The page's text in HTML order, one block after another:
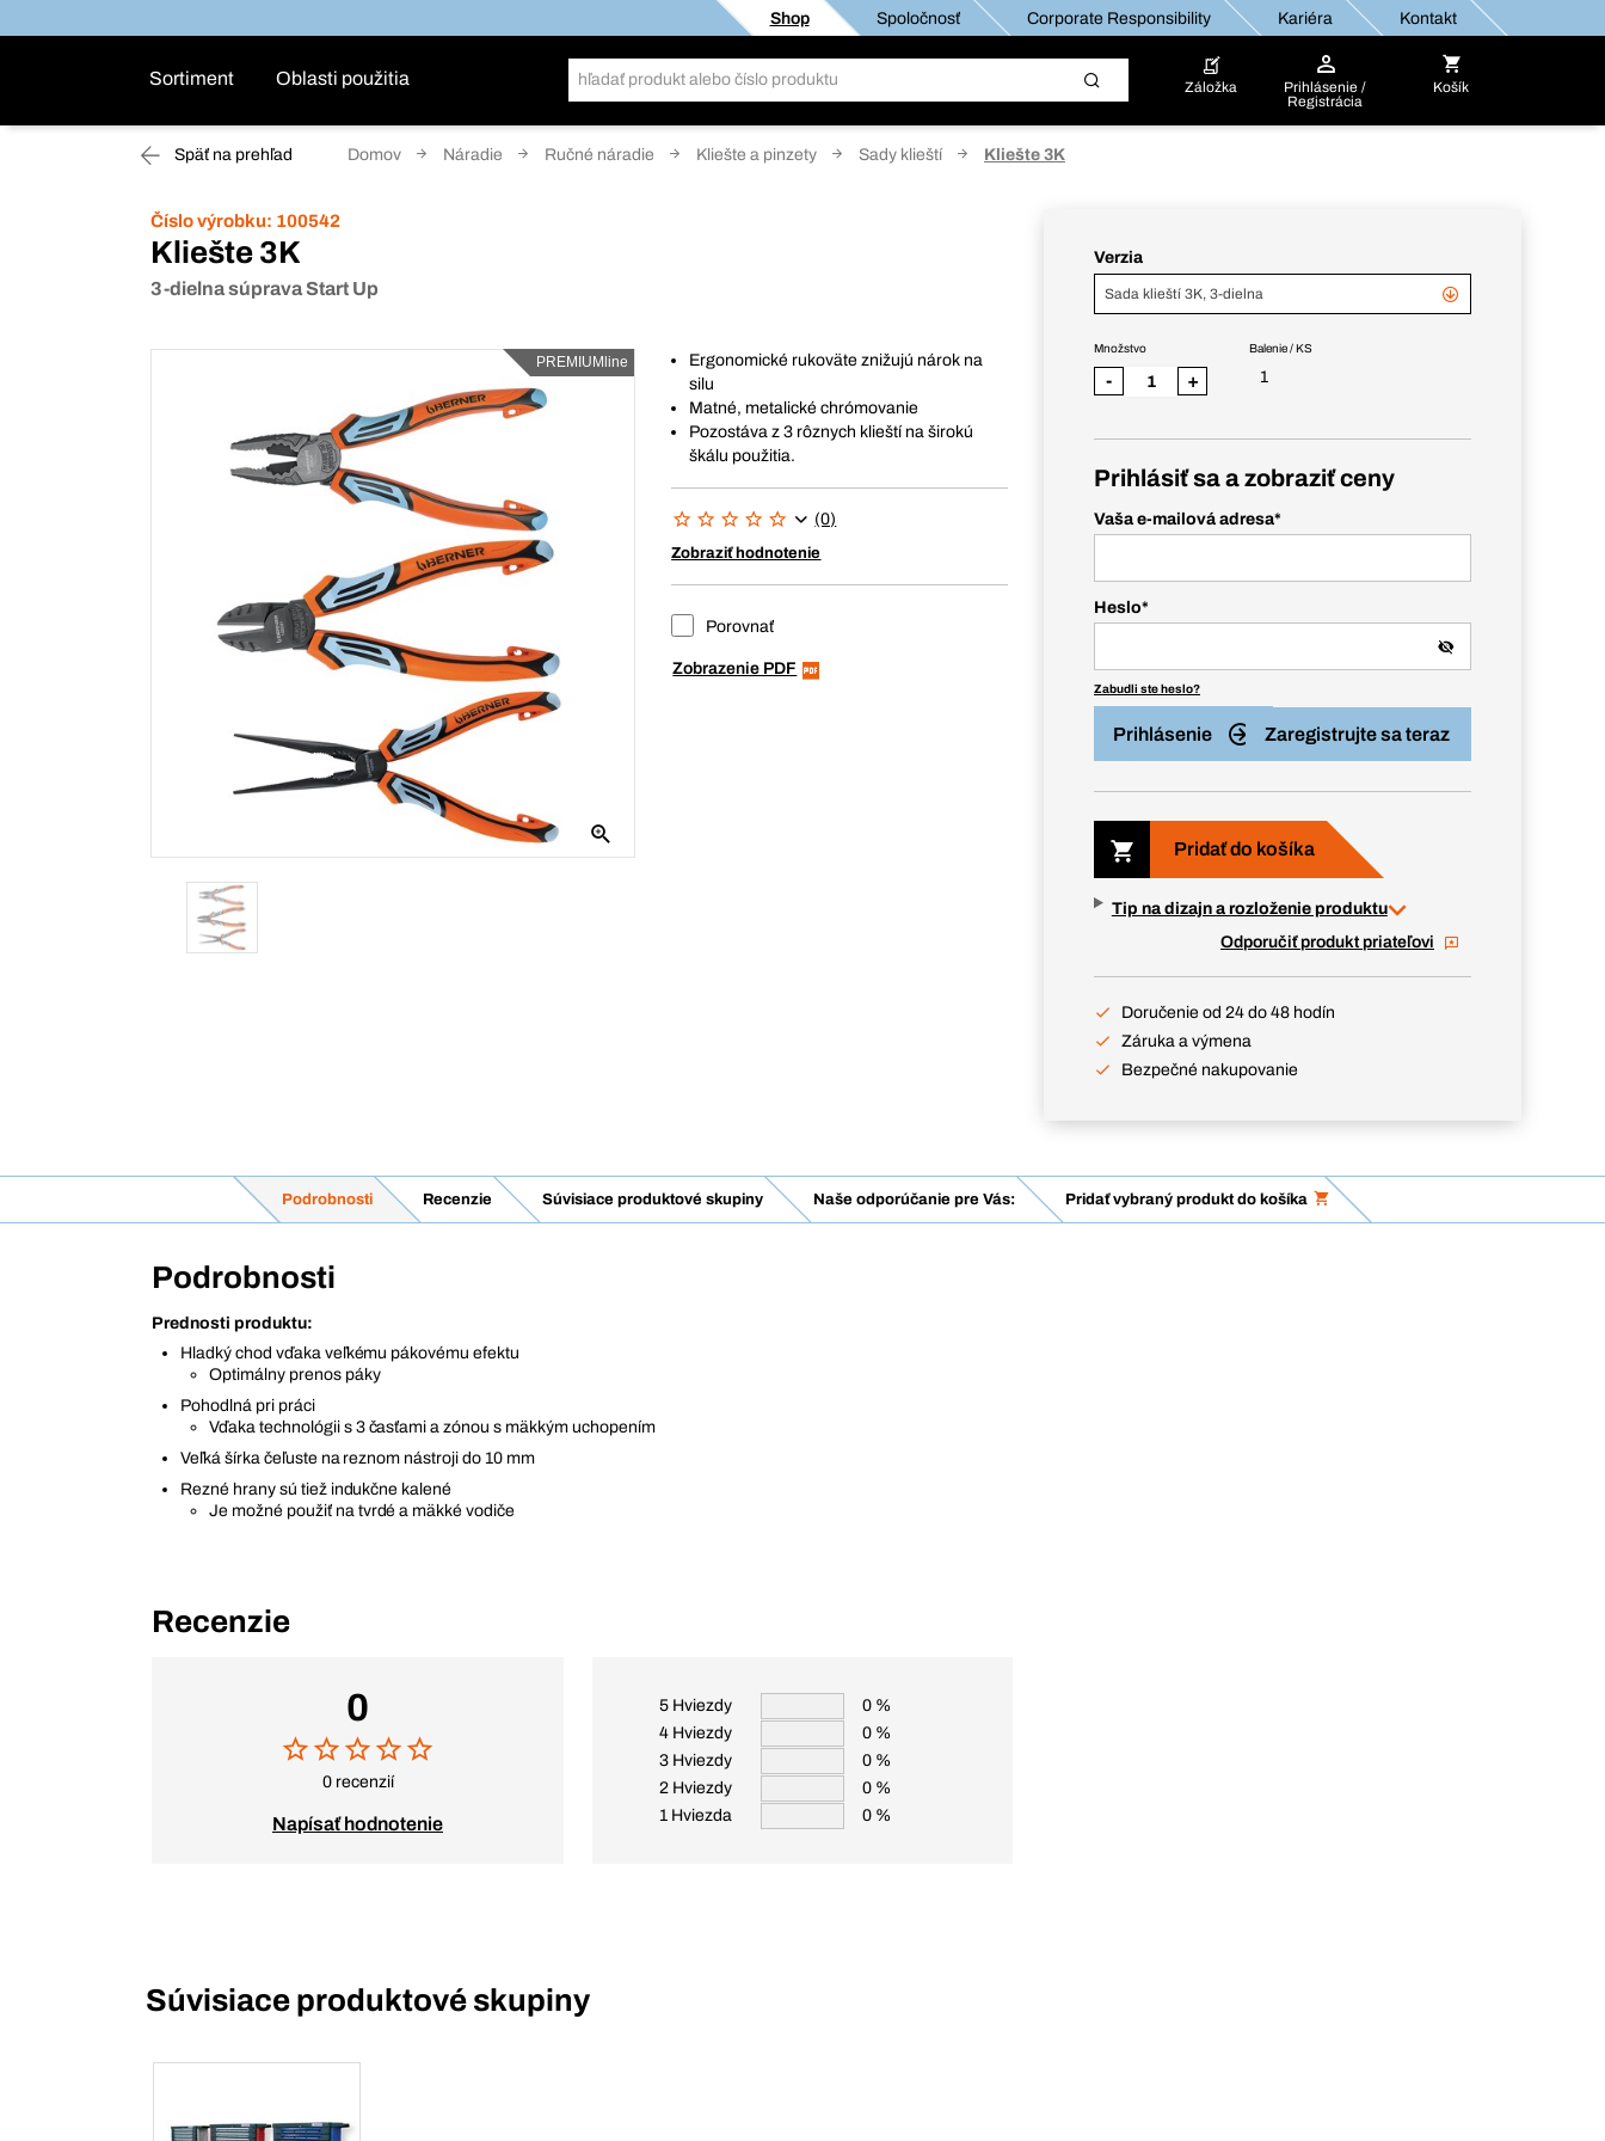
Shop Spoločnosť Corporate Responsibility Kariéra Kontakt
Sortiment Oblasti použitia Záložka
Prihlásenie /
Registrácia
Košík
Späť na prehľad Domov Náradie Ručné náradie Kliešte a pinzety Sady klieští Kliešte 3K
Číslo výrobku: 100542
Kliešte 3K
3-dielna súprava Start Up
PREMIUMline
Ergonomické rukoväte znižujú nárok na
silu
Matné, metalické chrómovanie
Pozostáva z 3 rôznych klieští na širokú
škálu použitia.
(0)
Zobraziť hodnotenie
Porovnať
Zobrazenie PDF
Verzia
Sada klieští 3K, 3-dielna
Balenie / KS
1
Množstvo
- +
Prihlásiť sa a zobraziť ceny
Vaša e-mailová adresa*
Heslo*
Zabudli ste heslo?
Prihlásenie Zaregistrujte sa teraz
Pridať do košíka
Tip na dizajn a rozloženie produktu
Odporučiť produkt priateľovi
Doručenie od 24 do 48 hodín
Záruka a výmena
Bezpečné nakupovanie
Podrobnosti Recenzie Súvisiace produktové skupiny Naše odporúčanie pre Vás: Pridať vybraný produkt do košíka
Podrobnosti
Prednosti produktu:
Hladký chod vďaka veľkému pákovému efektu
Optimálny prenos páky
Pohodlná pri práci
Vďaka technológii s 3 časťami a zónou s mäkkým uchopením
Veľká šírka čeľuste na reznom nástroji do 10 mm
Rezné hrany sú tiež indukčne kalené
Je možné použiť na tvrdé a mäkké vodiče
Recenzie
0
0 recenzií
Napísať hodnotenie
5 Hviezdy
0 %
4 Hviezdy
0 %
3 Hviezdy
0 %
2 Hviezdy
0 %
1 Hviezda
0 %
Súvisiace produktové skupiny